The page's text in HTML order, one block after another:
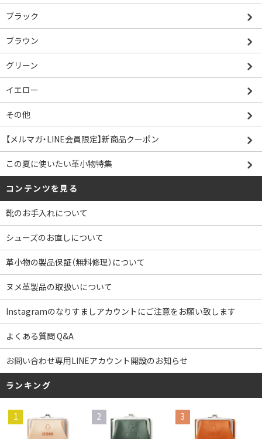
ブラック
ブラウン
グリーン
イエロー
その他
【メルマガ・LINE会員限定】新商品クーポン
この夏に使いたい革小物特集
コンテンツを見る
靴のお手入れについて
シューズのお直しについて
革小物の製品保証（無料修理）について
ヌメ革製品の取扱いについて
Instagramのなりすましアカウントにご注意をお願い致します
よくある質問 Q&A
お問い合わせ専用LINEアカウント開設のお知らせ
ランキング
1 2 3